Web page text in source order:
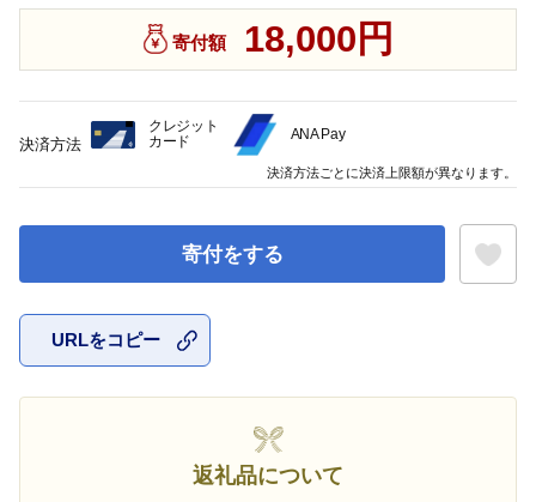
寄付額 18,000円
寄付をする
URLをコピー
返礼品について
決済方法
クレジット
カード
ANA Pay
決済方法ごとに決済上限額が異なります。